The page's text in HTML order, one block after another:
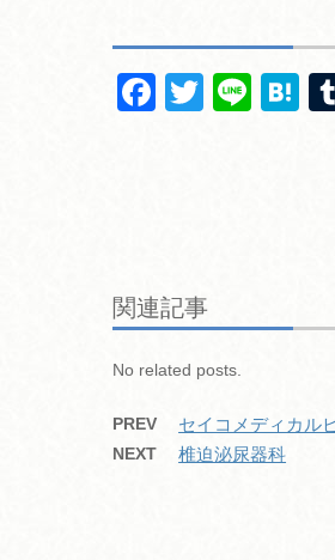
F
o
o
k
T
Li
H
関連記事
No related posts.
PREV セイコメディカル
NEXT 椎迫泌尿器科